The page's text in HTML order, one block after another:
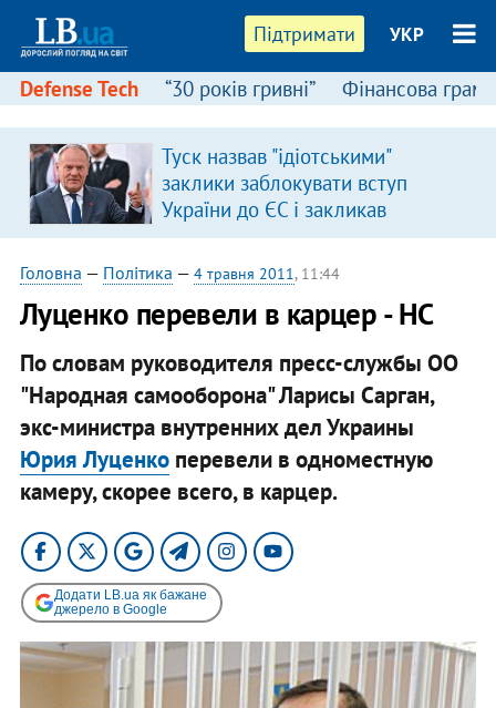
Підтримати УКР
Defense Tech “30 років гривні” Фінансова
Туск назвав "ідіотськими"
заклики заблокувати вступ
України до ЄС і закликав
припинити антиукраїнську
риторику
Головна — Політика — 4 травня 2011, 11:44
Луценко перевели в карцер - НС
По словам руководителя пресс-службы ОО
"Народная самооборона" Ларисы Сарган,
экс-министра внутренних дел Украины
Юрия Луценкоперевели в одноместную
камеру, скорее всего, в карцер.
Додати LB.ua як бажане
джерело в Google